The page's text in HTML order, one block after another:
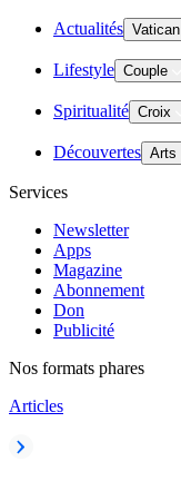
Actualités Vatican
Lifestyle Couple
Spiritualité Croix
Découvertes Arts
Services
Newsletter
Apps
Magazine
Abonnement
Don
Publicité
Nos formats phares
Articles